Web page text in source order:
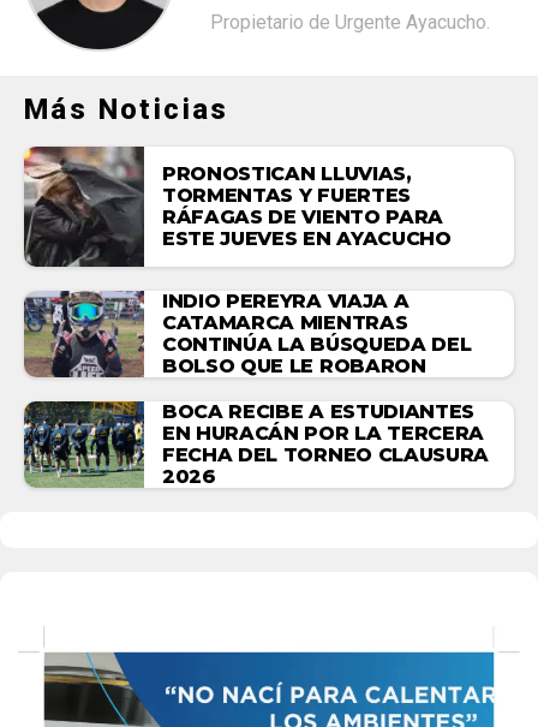
Propietario de Urgente Ayacucho.
Más Noticias
PRONOSTICAN LLUVIAS,
TORMENTAS Y FUERTES
RÁFAGAS DE VIENTO PARA
ESTE JUEVES EN AYACUCHO
INDIO PEREYRA VIAJA A
CATAMARCA MIENTRAS
CONTINÚA LA BÚSQUEDA DEL
BOLSO QUE LE ROBARON
BOCA RECIBE A ESTUDIANTES
EN HURACÁN POR LA TERCERA
FECHA DEL TORNEO CLAUSURA
2026